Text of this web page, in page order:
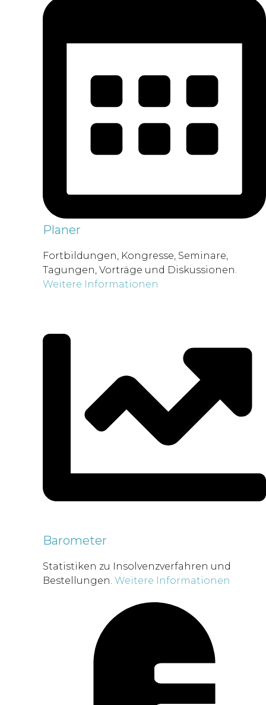
Planer
Fortbildungen, Kongresse, Seminare,
Tagungen, Vorträge und Diskussionen.
Weitere Informationen
Barometer
Statistiken zu Insolvenzverfahren und
Bestellungen. Weitere Informationen